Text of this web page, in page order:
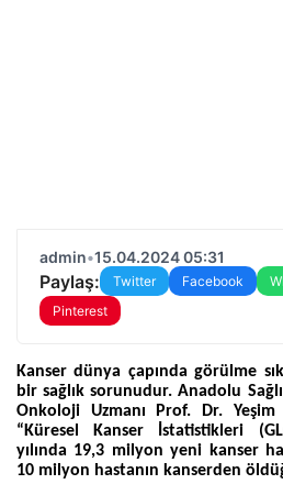
admin•15.04.2024 05:31
Paylaş: Twitter Facebook
Pinterest
Kanser dünya çapında görülme
bir sağlık sorunudur. Anadolu
Onkoloji Uzmanı Prof. Dr. Yeşim
“Küresel Kanser İstatistikleri
yılında 19,3 milyon yeni kanser
10 milyon hastanın kanserden